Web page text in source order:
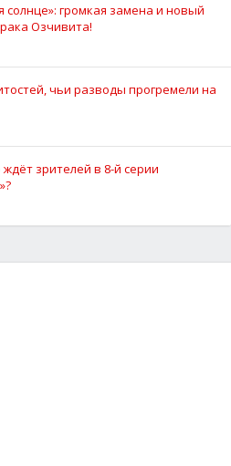
солнце»: громкая замена и новый
Озчивита!
чьи разводы прогремели на
зрителей в 8-й серии